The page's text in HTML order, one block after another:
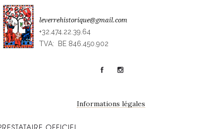
leverrehistorique@gmail.com
+32.474.22.39.64
TVA: BE 846.450.902
Informations légales
OFFICIEL